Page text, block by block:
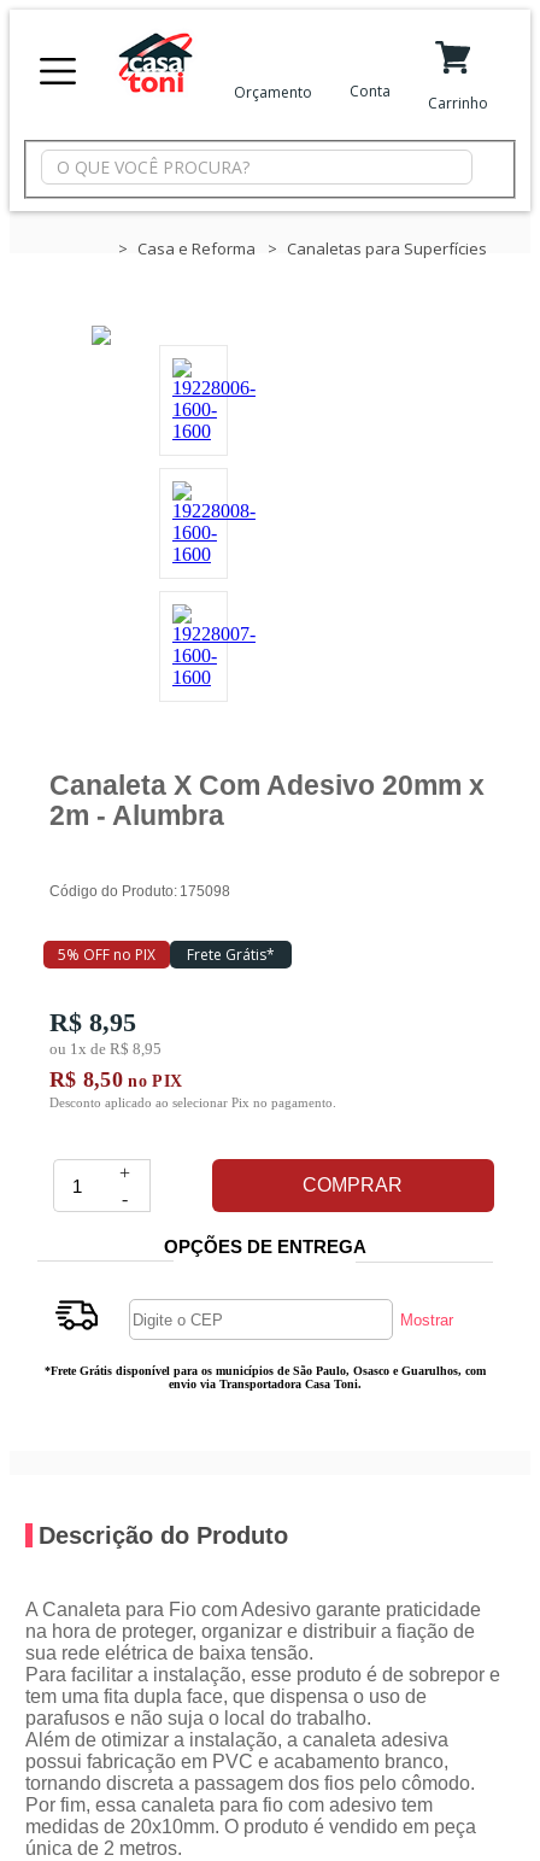
X
Minha Conta
Meus Favoritos
Departamentos
Marcas
PROMOÇÃO
Orçamento Conta
Carrinho
Casa e Reforma Canaletas para Superfícies
Canaleta X Com Adesivo 20mm x
2m - Alumbra
Código do Produto: 175098
5% OFF no PIX Frete Grátis*
R$ 8,95
ou 1x de R$ 8,95
R$ 8,50 no PIX
Desconto aplicado ao selecionar Pix no pagamento.
+
-
COMPRAR
OPÇÕES DE ENTREGA
*Frete Grátis disponível para os municípios de São Paulo, Osasco e Guarulhos, com
envio via Transportadora Casa Toni.
Descrição do Produto
A Canaleta para Fio com Adesivo garante praticidade
na hora de proteger, organizar e distribuir a fiação de
sua rede elétrica de baixa tensão.
Para facilitar a instalação, esse produto é de sobrepor e
tem uma fita dupla face, que dispensa o uso de
parafusos e não suja o local do trabalho.
Além de otimizar a instalação, a canaleta adesiva
possui fabricação em PVC e acabamento branco,
tornando discreta a passagem dos fios pelo cômodo.
Por fim, essa canaleta para fio com adesivo tem
medidas de 20x10mm. O produto é vendido em peça
única de 2 metros.